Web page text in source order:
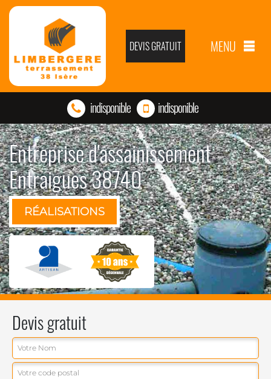
DEVIS GRATUIT MENU
indisponible indisponible
Entreprise d'assainissement
Entraigues 38740
RÉALISATIONS
Devis gratuit